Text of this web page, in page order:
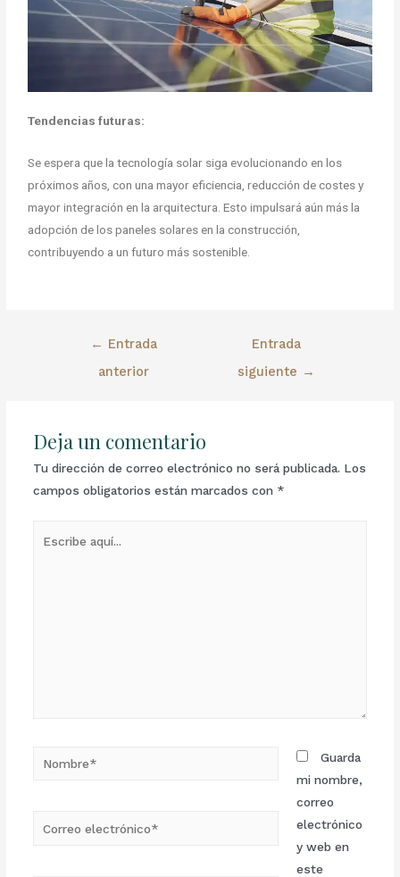
Tendencias futuras:
Se espera que la tecnología solar siga evolucionando en los
próximos años, con una mayor eficiencia, reducción de costes y
mayor integración en la arquitectura. Esto impulsará aún más la
adopción de los paneles solares en la construcción,
contribuyendo a un futuro más sostenible.
← Entrada
anterior
Entrada
siguiente →
Deja un comentario
Tu dirección de correo electrónico no será publicada. Los
campos obligatorios están marcados con *
Guarda
mi nombre,
correo
electrónico
y web en
este